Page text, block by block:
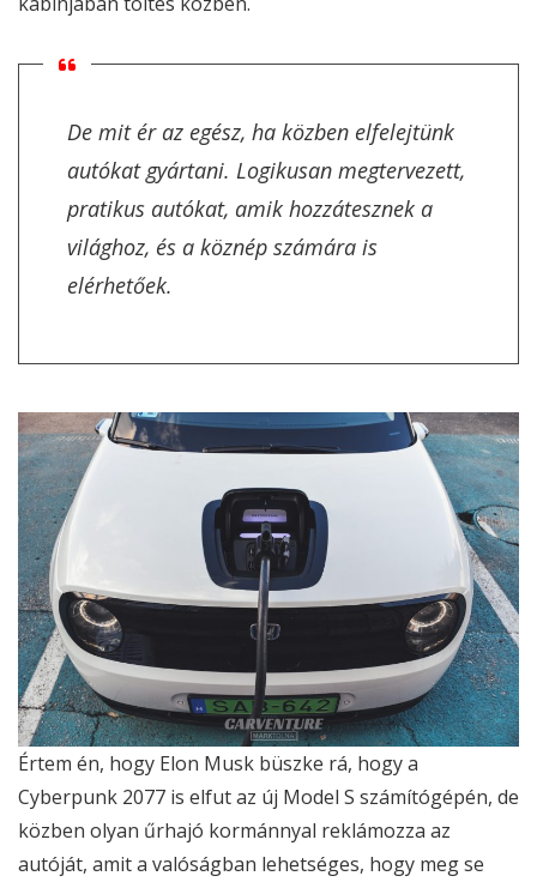
De mit ér az egész, ha közben elfelejtünk
autókat gyártani. Logikusan megtervezett,
pratikus autókat, amik hozzátesznek a
világhoz, és a köznép számára is
elérhetőek.
Értem én, hogy Elon Musk büszke rá, hogy a
Cyberpunk 2077 is elfut az új Model S számítógépén, de
közben olyan űrhajó kormánnyal reklámozza az
autóját, amit a valóságban lehetséges, hogy meg se